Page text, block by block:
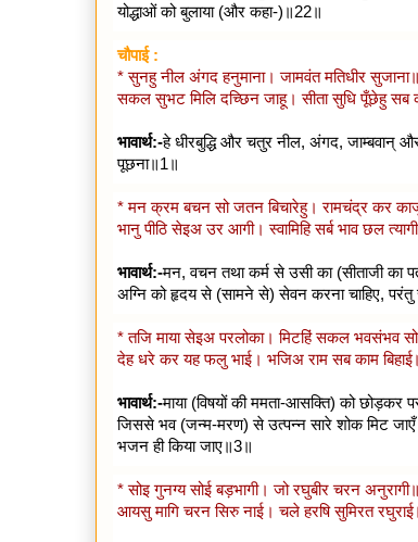
योद्धाओं को बुलाया (और कहा-)॥22॥
चौपाई :
* सुनहु नील अंगद हनुमाना। जामवंत मतिधीर सुजाना॥
सकल सुभट मिलि दच्छिन जाहू। सीता सुधि पूँछेहु सब
भावार्थ:-हे धीरबुद्धि और चतुर नील, अंगद, जाम्बवान्
पूछना॥1॥
* मन क्रम बचन सो जतन बिचारेहु। रामचंद्र कर
भानु पीठि सेइअ उर आगी। स्वामिहि सर्ब भाव छल
भावार्थ:-मन, वचन तथा कर्म से उसी का (सीताजी का
अग्नि को हृदय से (सामने से) सेवन करना चाहिए, परंतु
* तजि माया सेइअ परलोका। मिटहिं सकल भवसंभव
देह धरे कर यह फलु भाई। भजिअ राम सब काम
भावार्थ:-माया (विषयों की ममता-आसक्ति) को छोड़कर
जिससे भव (जन्म-मरण) से उत्पन्न सारे शोक मिट
भजन ही किया जाए॥3॥
* सोइ गुनग्य सोई बड़भागी। जो रघुबीर चरन अनुरागी॥
आयसु मागि चरन सिरु नाई। चले हरषि सुमिरत